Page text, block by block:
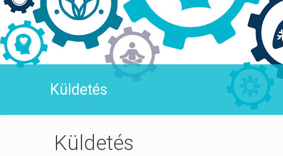
Küldetés
Küldetés